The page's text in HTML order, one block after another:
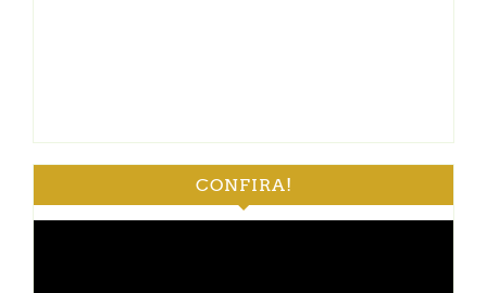
CONFIRA!